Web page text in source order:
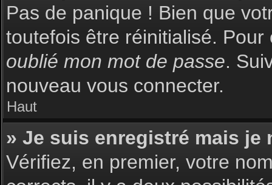
Pas de panique ! Bien que
toutefois être réinitialisé.
oublié mon mot de passe.
nouveau vous connecter.
Haut
» Je suis enregistré mais je
Vérifiez, en premier, votre